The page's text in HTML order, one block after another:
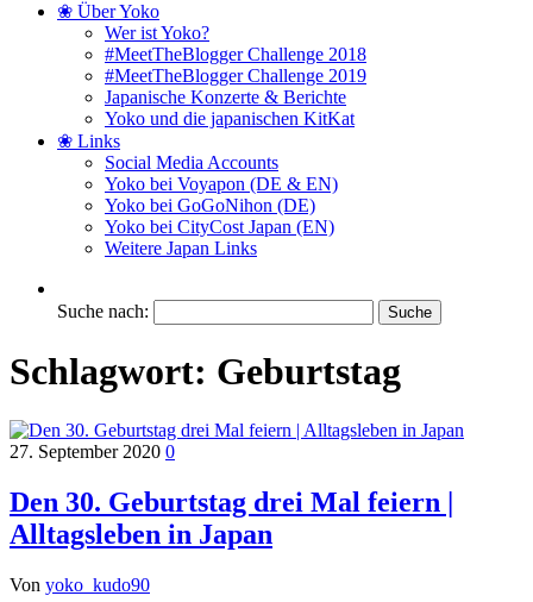
❀ Über Yoko
Wer ist Yoko?
#MeetTheBlogger Challenge 2018
#MeetTheBlogger Challenge 2019
Japanische Konzerte & Berichte
Yoko und die japanischen KitKat
❀ Links
Social Media Accounts
Yoko bei Voyapon (DE & EN)
Yoko bei GoGoNihon (DE)
Yoko bei CityCost Japan (EN)
Weitere Japan Links
Suche nach:
Schlagwort: Geburtstag
27. September 2020 0
Den 30. Geburtstag drei Mal feiern |
Alltagsleben in Japan
Von yoko_kudo90